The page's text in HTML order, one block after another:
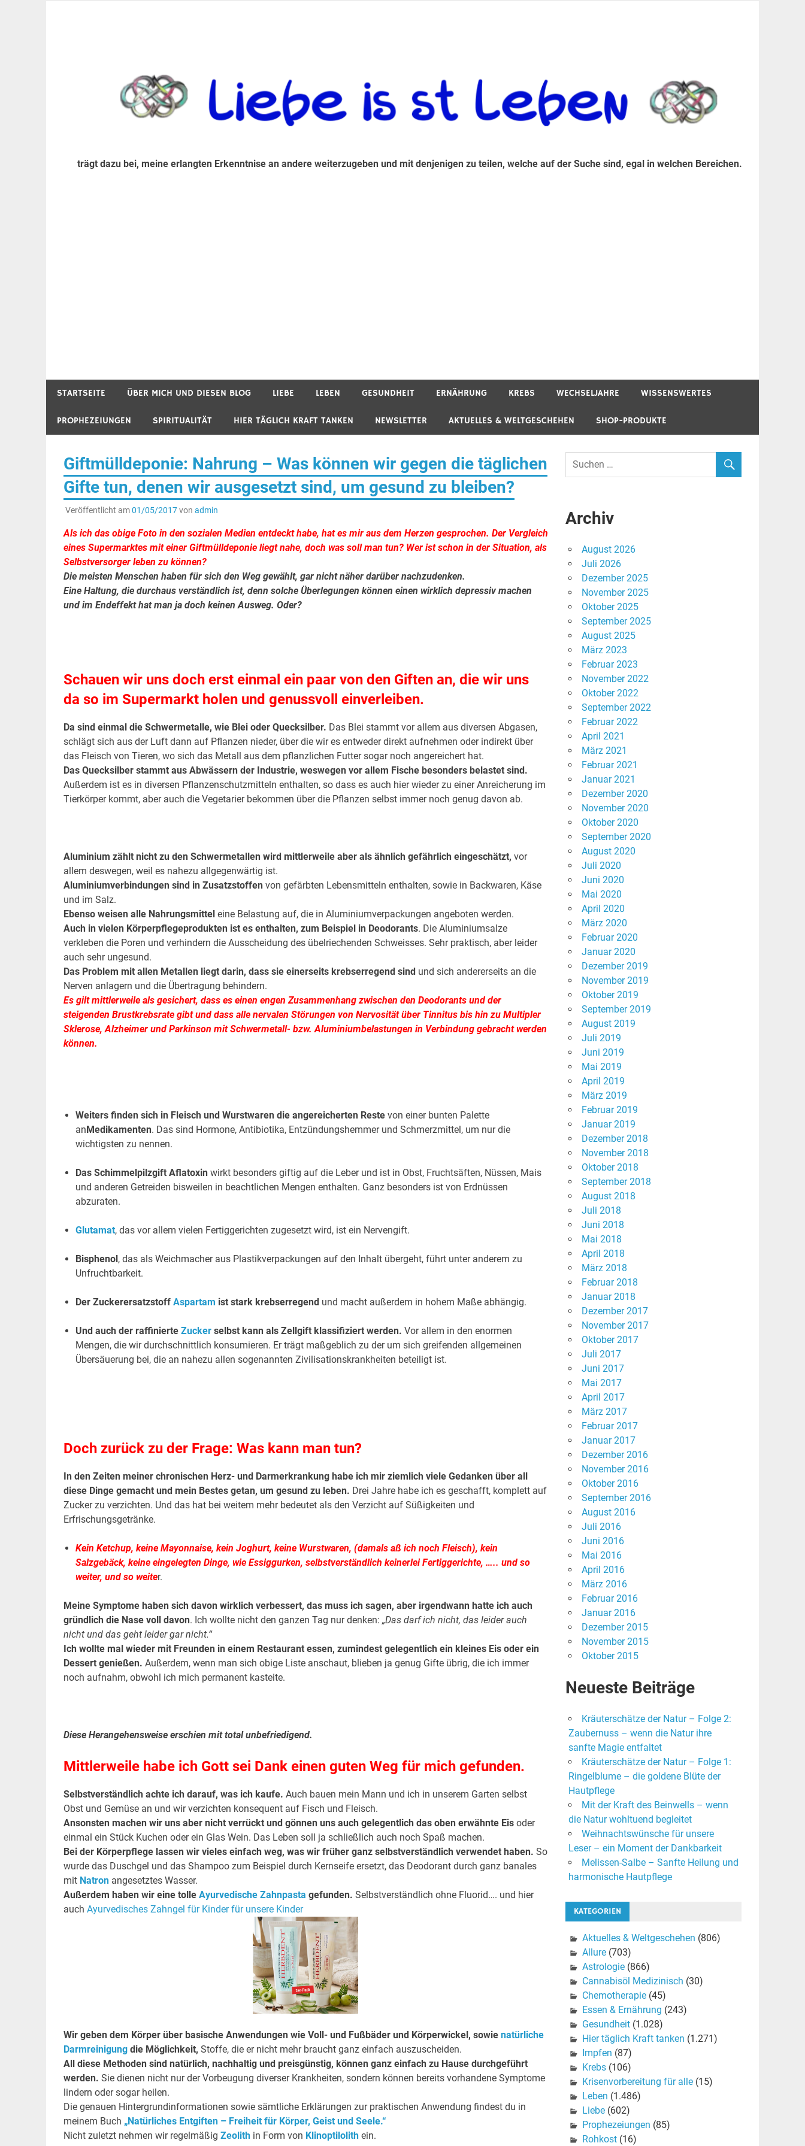
trägt dazu bei, meine erlangten Erkenntnise an andere weiterzugeben und mit denjenigen zu teilen, welche auf der Suche sind, egal in welchen Bereichen.
STARTSEITE ÜBER MICH UND DIESEN BLOG LIEBE LEBEN GESUNDHEIT ERNÄHRUNG KREBS WECHSELJAHRE WISSENSWERTES
PROPHEZEIUNGEN SPIRITUALITÄT HIER TÄGLICH KRAFT TANKEN NEWSLETTER AKTUELLES & WELTGESCHEHEN SHOP-PRODUKTE
Giftmülldeponie: Nahrung – Was können wir gegen die täglichen
Gifte tun, denen wir ausgesetzt sind, um gesund zu bleiben?
Veröffentlicht am01/05/2017von admin
Als ich das obige Foto in den sozialen Medien entdeckt habe, hat es mir aus dem Herzen gesprochen. Der Vergleich
eines Supermarktes mit einer Giftmülldeponie liegt nahe, doch was soll man tun? Wer ist schon in der Situation, als
Selbstversorger leben zu können?
Die meisten Menschen haben für sich den Weg gewählt, gar nicht näher darüber nachzudenken.
Eine Haltung, die durchaus verständlich ist, denn solche Überlegungen können einen wirklich depressiv machen
und im Endeffekt hat man ja doch keinen Ausweg. Oder?
Schauen wir uns doch erst einmal ein paar von den Giften an, die wir uns
da so im Supermarkt holen und genussvoll einverleiben.
Da sind einmal die Schwermetalle, wie Blei oder Quecksilber. Das Blei stammt vor allem aus diversen Abgasen,
schlägt sich aus der Luft dann auf Pflanzen nieder, über die wir es entweder direkt aufnehmen oder indirekt über
das Fleisch von Tieren, wo sich das Metall aus dem pflanzlichen Futter sogar noch angereichert hat.
Das Quecksilber stammt aus Abwässern der Industrie, weswegen vor allem Fische besonders belastet sind.
Außerdem ist es in diversen Pflanzenschutzmitteln enthalten, so dass es auch hier wieder zu einer Anreicherung im
Tierkörper kommt, aber auch die Vegetarier bekommen über die Pflanzen selbst immer noch genug davon ab.
Aluminium zählt nicht zu den Schwermetallen wird mittlerweile aber als ähnlich gefährlich eingeschätzt, vor
allem deswegen, weil es nahezu allgegenwärtig ist.
Aluminiumverbindungen sind in Zusatzstoffenvon gefärbten Lebensmitteln enthalten, sowie in Backwaren, Käse
und im Salz.
Ebenso weisen alle Nahrungsmittel eine Belastung auf, die in Aluminiumverpackungen angeboten werden.
Auch in vielen Körperpflegeprodukten ist es enthalten, zum Beispiel in Deodorants. Die Aluminiumsalze
verkleben die Poren und verhindern die Ausscheidung des übelriechenden Schweisses. Sehr praktisch, aber leider
auch sehr ungesund.
Das Problem mit allen Metallen liegt darin, dass sie einerseits krebserregend sind und sich andererseits an die
Nerven anlagern und die Übertragung behindern.
Es gilt mittlerweile als gesichert, dass es einen engen Zusammenhang zwischen den Deodorants und der
steigenden Brustkrebsrate gibt und dass alle nervalen Störungen von Nervosität über Tinnitus bis hin zu Multipler
Sklerose, Alzheimer und Parkinson mit Schwermetall- bzw. Aluminiumbelastungen in Verbindung gebracht werden
können.
Weiters finden sich in Fleisch und Wurstwaren die angereicherten Restevon einer bunten Palette
an Medikamenten. Das sind Hormone, Antibiotika, Entzündungshemmer und Schmerzmittel, um nur die
wichtigsten zu nennen.
Das Schimmelpilzgift Aflatoxinwirkt besonders giftig auf die Leber und ist in Obst, Fruchtsäften, Nüssen, Mais
und anderen Getreiden bisweilen in beachtlichen Mengen enthalten. Ganz besonders ist von Erdnüssen
abzuraten.
Glutamat, das vor allem vielen Fertiggerichten zugesetzt wird, ist ein Nervengift.
Bisphenol , das als Weichmacher aus Plastikverpackungen auf den Inhalt übergeht, führt unter anderem zu
Unfruchtbarkeit.
Der Zuckerersatzstoff Aspartam ist stark krebserregend und macht außerdem in hohem Maße abhängig.
Und auch der raffinierte Zuckerselbst kann als Zellgift klassifiziert werden. Vor allem in den enormen
Mengen, die wir durchschnittlich konsumieren. Er trägt maßgeblich zu der um sich greifenden allgemeinen
Übersäuerung bei, die an nahezu allen sogenannten Zivilisationskrankheiten beteiligt ist.
Doch zurück zu der Frage: Was kann man tun?
In den Zeiten meiner chronischen Herz- und Darmerkrankung habe ich mir ziemlich viele Gedanken über all
diese Dinge gemacht und mein Bestes getan, um gesund zu leben. Drei Jahre habe ich es geschafft, komplett auf
Zucker zu verzichten. Und das hat bei weitem mehr bedeutet als den Verzicht auf Süßigkeiten und
Erfrischungsgetränke.
Kein Ketchup, keine Mayonnaise, kein Joghurt, keine Wurstwaren, (damals aß ich noch Fleisch), kein
Salzgebäck, keine eingelegten Dinge, wie Essiggurken, selbstverständlich keinerlei Fertiggerichte, ….. und so
weiter, und so weiter.
Meine Symptome haben sich davon wirklich verbessert, das muss ich sagen, aber irgendwann hatte ich auch
gründlich die Nase voll davon. Ich wollte nicht den ganzen Tag nur denken: „Das darf ich nicht, das leider auch
nicht und das geht leider gar nicht.“
Ich wollte mal wieder mit Freunden in einem Restaurant essen, zumindest gelegentlich ein kleines Eis oder ein
Dessert genießen. Außerdem, wenn man sich obige Liste anschaut, blieben ja genug Gifte übrig, die ich immer
noch aufnahm, obwohl ich mich permanent kasteite.
Diese Herangehensweise erschien mit total unbefriedigend.
Mittlerweile habe ich Gott sei Dank einen guten Weg für mich gefunden.
Selbstverständlich achte ich darauf, was ich kaufe. Auch bauen mein Mann und ich in unserem Garten selbst
Obst und Gemüse an und wir verzichten konsequent auf Fisch und Fleisch.
Ansonsten machen wir uns aber nicht verrückt und gönnen uns auch gelegentlich das oben erwähnte Eisoder
einmal ein Stück Kuchen oder ein Glas Wein. Das Leben soll ja schließlich auch noch Spaß machen.
Bei der Körperpflege lassen wir vieles einfach weg, was wir früher ganz selbstverständlich verwendet haben. So
wurde das Duschgel und das Shampoo zum Beispiel durch Kernseife ersetzt, das Deodorant durch ganz banales
mit Natronangesetztes Wasser.
Außerdem haben wir eine tolle Ayurvedische Zahnpasta gefunden. Selbstverständlich ohne Fluorid…. und hier
auch Ayurvedisches Zahngel für Kinder für unsere Kinder
Wir geben dem Körper über basische Anwendungen wie Voll- und Fußbäder und Körperwickel, sowie natürliche
Darmreinigungdie Möglichkeit, Stoffe, die er nicht mehr braucht ganz einfach auszuscheiden.
All diese Methoden sind natürlich, nachhaltig und preisgünstig, können ganz einfach zu Hause durchgeführt
werden. Sie dienen nicht nur der Vorbeugung diverser Krankheiten, sondern können bereits vorhandene Symptome
lindern oder sogar heilen.
Die genauen Hintergrundinformationen sowie sämtliche Erklärungen zur praktischen Anwendung findest du in
meinem Buch „Natürliches Entgiften – Freiheit für Körper, Geist und Seele.“
Nicht zuletzt nehmen wir regelmäßig Zeolith in Form von Klinoptilolith ein.
Archiv
August 2026
Juli 2026
Dezember 2025
November 2025
Oktober 2025
September 2025
August 2025
März 2023
Februar 2023
November 2022
Oktober 2022
September 2022
Februar 2022
April 2021
März 2021
Februar 2021
Januar 2021
Dezember 2020
November 2020
Oktober 2020
September 2020
August 2020
Juli 2020
Juni 2020
Mai 2020
April 2020
März 2020
Februar 2020
Januar 2020
Dezember 2019
November 2019
Oktober 2019
September 2019
August 2019
Juli 2019
Juni 2019
Mai 2019
April 2019
März 2019
Februar 2019
Januar 2019
Dezember 2018
November 2018
Oktober 2018
September 2018
August 2018
Juli 2018
Juni 2018
Mai 2018
April 2018
März 2018
Februar 2018
Januar 2018
Dezember 2017
November 2017
Oktober 2017
Juli 2017
Juni 2017
Mai 2017
April 2017
März 2017
Februar 2017
Januar 2017
Dezember 2016
November 2016
Oktober 2016
September 2016
August 2016
Juli 2016
Juni 2016
Mai 2016
April 2016
März 2016
Februar 2016
Januar 2016
Dezember 2015
November 2015
Oktober 2015
Neueste Beiträge
Kräuterschätze der Natur – Folge 2:
Zaubernuss – wenn die Natur ihre
sanfte Magie entfaltet
Kräuterschätze der Natur – Folge 1:
Ringelblume – die goldene Blüte der
Hautpflege
Mit der Kraft des Beinwells – wenn
die Natur wohltuend begleitet
Weihnachtswünsche für unsere
Leser – ein Moment der Dankbarkeit
Melissen-Salbe – Sanfte Heilung und
harmonische Hautpflege
KATEGORIEN
Aktuelles & Weltgeschehen (806)
Allure(703)
Astrologie(866)
Cannabisöl Medizinisch (30)
Chemotherapie(45)
Essen & Ernährung (243)
Gesundheit(1.028)
Hier täglich Kraft tanken (1.271)
Impfen (87)
Krebs(106)
Krisenvorbereitung für alle(15)
Leben (1.486)
Liebe(602)
Prophezeiungen (85)
Rohkost(16)